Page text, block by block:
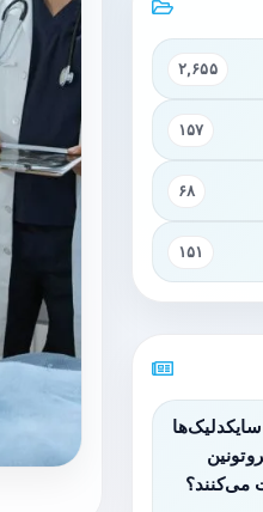
۲,۶۵۵
۱۵۷
۶۸
۱۵۱
می‌کنند؟